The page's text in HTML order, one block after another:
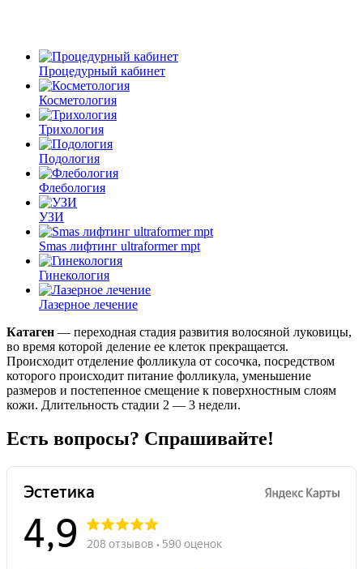
Процедурный кабинет
Косметология
Трихология
Подология
Флебология
УЗИ
Smas лифтинг ultraformer mpt
Гинекология
Лазерное лечение
Катаген — переходная стадия развития волосяной луковицы,
во время которой деление ее клеток прекращается.
Происходит отделение фолликула от сосочка, посредством
которого происходит питание фолликула, уменьшение
размеров и постепенное смещение к поверхностным слоям
кожи. Длительность стадии 2 — 3 недели.
Есть вопросы? Спрашивайте!